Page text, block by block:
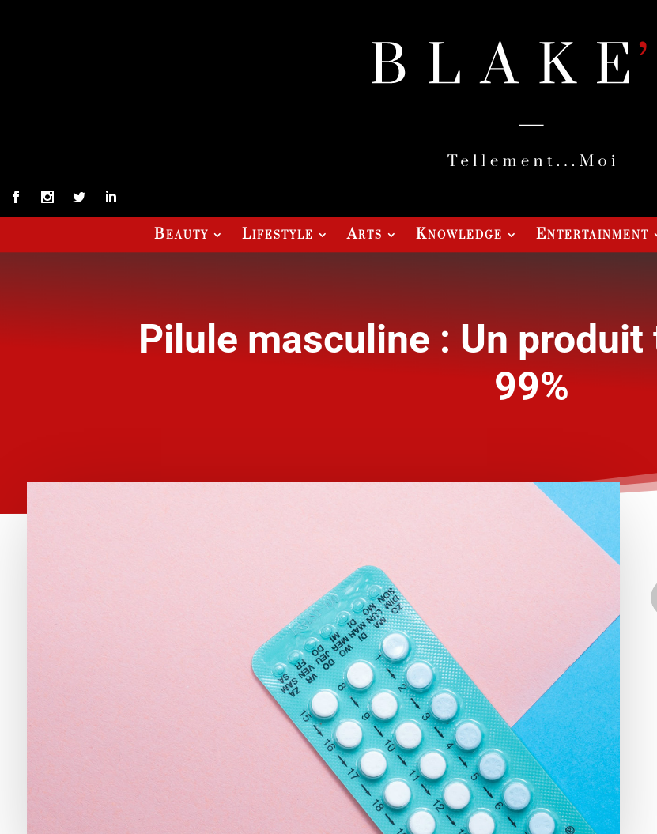
Beauty Lifestyle Arts Knowledge Entertainment
Pilule masculine : Un
99%